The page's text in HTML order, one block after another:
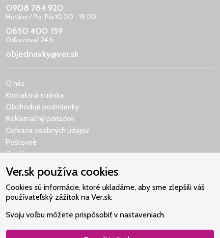
0908 784 920
Hotline / Po-Pia 10:00 - 15:00
0650 400 159
Odkazovač 24 h
objednavky@ver.sk
O nás
Kontaktná stránka
Obchodné podmienky
Reklamačný poriadok
Ochrana osobných údajov
Poštovné
Cookies
Naše srdce je v Martindome.
Podporujeme aktivity spoločenstva,
ktoré pomáha nájsť vzťah s Bohom.
Ver.sk používa cookies
Cookies sú informácie, ktoré ukladáme, aby sme zlepšili váš
používateľský zážitok na Ver.sk.
Svoju voľbu môžete prispôsobiť v nastaveniach.